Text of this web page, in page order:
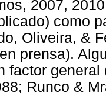
2007,
como
Oliveira, &
prensa).
factor
Runco &